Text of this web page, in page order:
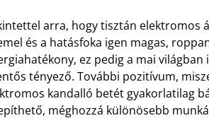
arra, hogy tisztán elektromos
és a hatásfoka igen magas,
ez pedig a mai világban
tényező. További pozitívum,
kandalló betét gyakorlatilag
méghozzá különösebb